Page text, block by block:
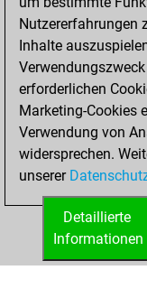
Nutzererfahrungen
Inhalte
erforderlichen
Marketing-Cookies
Verwendung von
widersprechen.
unserer
Detaillierte
Informationen